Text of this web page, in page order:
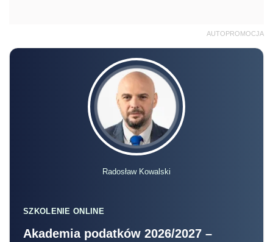
AUTOPROMOCJA
Radosław Kowalski
SZKOLENIE ONLINE
Akademia podatków 2026/2027 –